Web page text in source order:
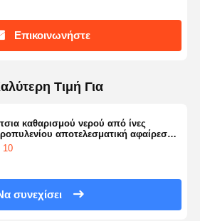
Επικοινωνήστε
Τιμή Για
καθαρισμού νερού από ίνες
αποτελεσματική αφαίρεση
10
συνεχίσει